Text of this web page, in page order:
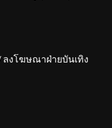
งโฆษณาฝ่ายบันเทิง